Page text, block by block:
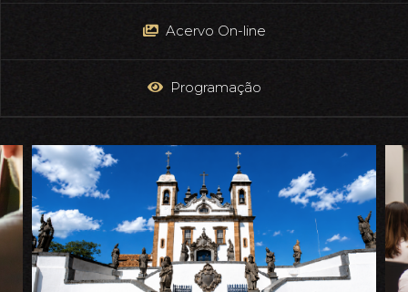
Acervo On-line
Programação